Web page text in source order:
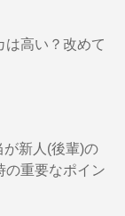
は高い？改めて
が新人(後輩)の
の重要なポイン